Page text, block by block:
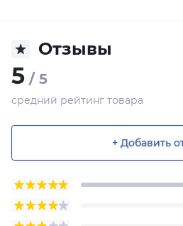
Отзывы
5 / 5
средний рейтинг товара
+ Добавить